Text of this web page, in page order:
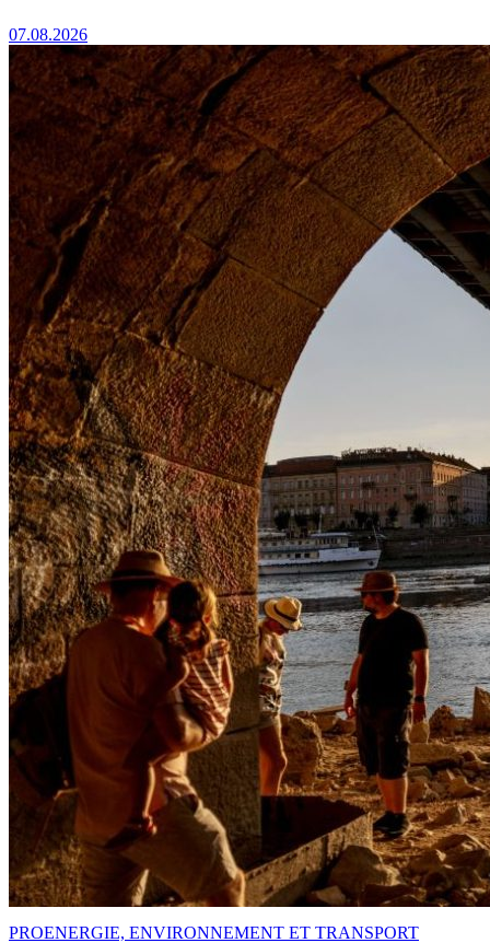
07.08.2026
PROENERGIE, ENVIRONNEMENT ET TRANSPORT